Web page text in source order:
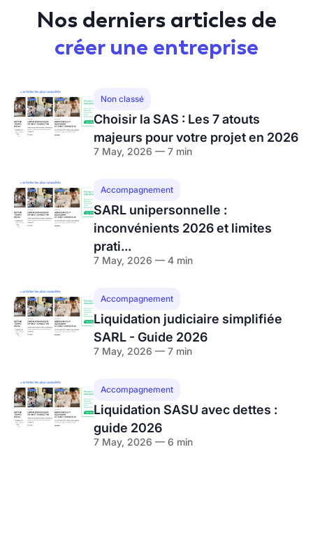
Nos derniers articles de
créer une entreprise
Non classé
Choisir la SAS : Les 7 atouts
majeurs pour votre projet en 2026
7 May, 2026 — 7 min
Accompagnement
SARL unipersonnelle :
inconvénients 2026 et limites
prati...
7 May, 2026 — 4 min
Accompagnement
Liquidation judiciaire simplifiée
SARL - Guide 2026
7 May, 2026 — 7 min
Accompagnement
Liquidation SASU avec dettes :
guide 2026
7 May, 2026 — 6 min